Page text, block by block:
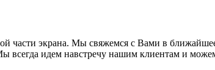
части экрана. Мы свяжемся с Вами в
всегда идем навстречу нашим клиентам и